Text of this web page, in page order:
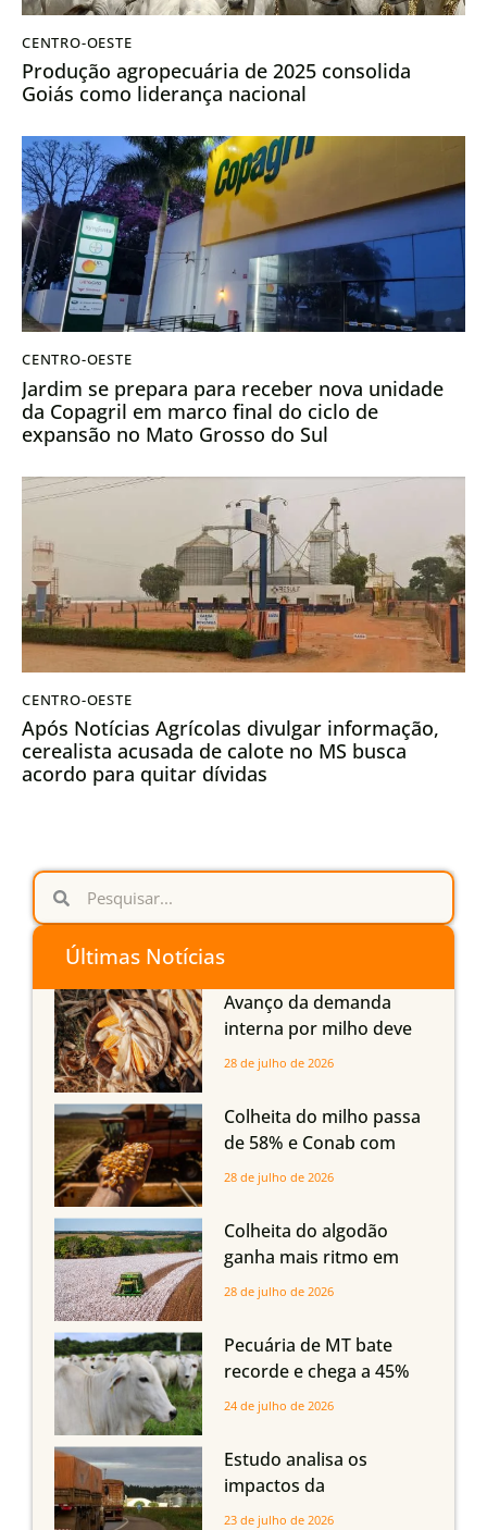
CENTRO-OESTE
Produção agropecuária de 2025 consolida
Goiás como liderança nacional
CENTRO-OESTE
Jardim se prepara para receber nova unidade
da Copagril em marco final do ciclo de
expansão no Mato Grosso do Sul
CENTRO-OESTE
Após Notícias Agrícolas divulgar informação,
cerealista acusada de calote no MS busca
acordo para quitar dívidas
Últimas Notícias
Avanço da demanda
interna por milho deve
compensar aumento da
em Mato Grosso, aponta
Imea
28 de julho de 2026
Colheita do milho passa
de 58% e Conab com
boas produtividades em
quedas em Tocantins,
Maranhão e Piauí
28 de julho de 2026
Colheita do algodão
ganha mais ritmo em
Mato Grosso, Mato
Maranhão
28 de julho de 2026
Pecuária de MT bate
recorde e chega a 45%
dos bovinos abatidos
24 de julho de 2026
Estudo analisa os
impactos da
infraestrutura logística
23 de julho de 2026